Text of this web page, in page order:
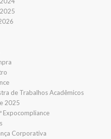
de Trabalhos Acadêmicos
2025
Expocompliance
Corporativa